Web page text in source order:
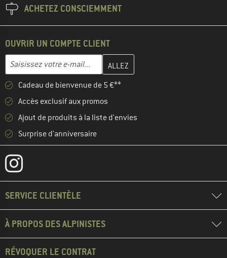
ACHETEZ CONSCIEMMENT
OUVRIR UN COMPTE CLIENT
Adresse e-mail
Entrez votre adresse e-mail ici et créez votre compte client à la
Cadeau de bienvenue de 5 €**
Accès exclusif aux promos
Ajout de produits à la liste d'envies
Surprise d'anniversaire
SERVICE CLIENTÈLE
À PROPOS DES ALPINISTES
RÉVOQUER LE CONTRAT